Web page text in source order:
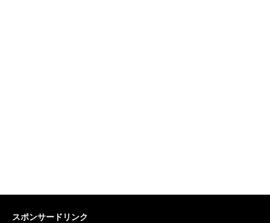
スポンサードリンク